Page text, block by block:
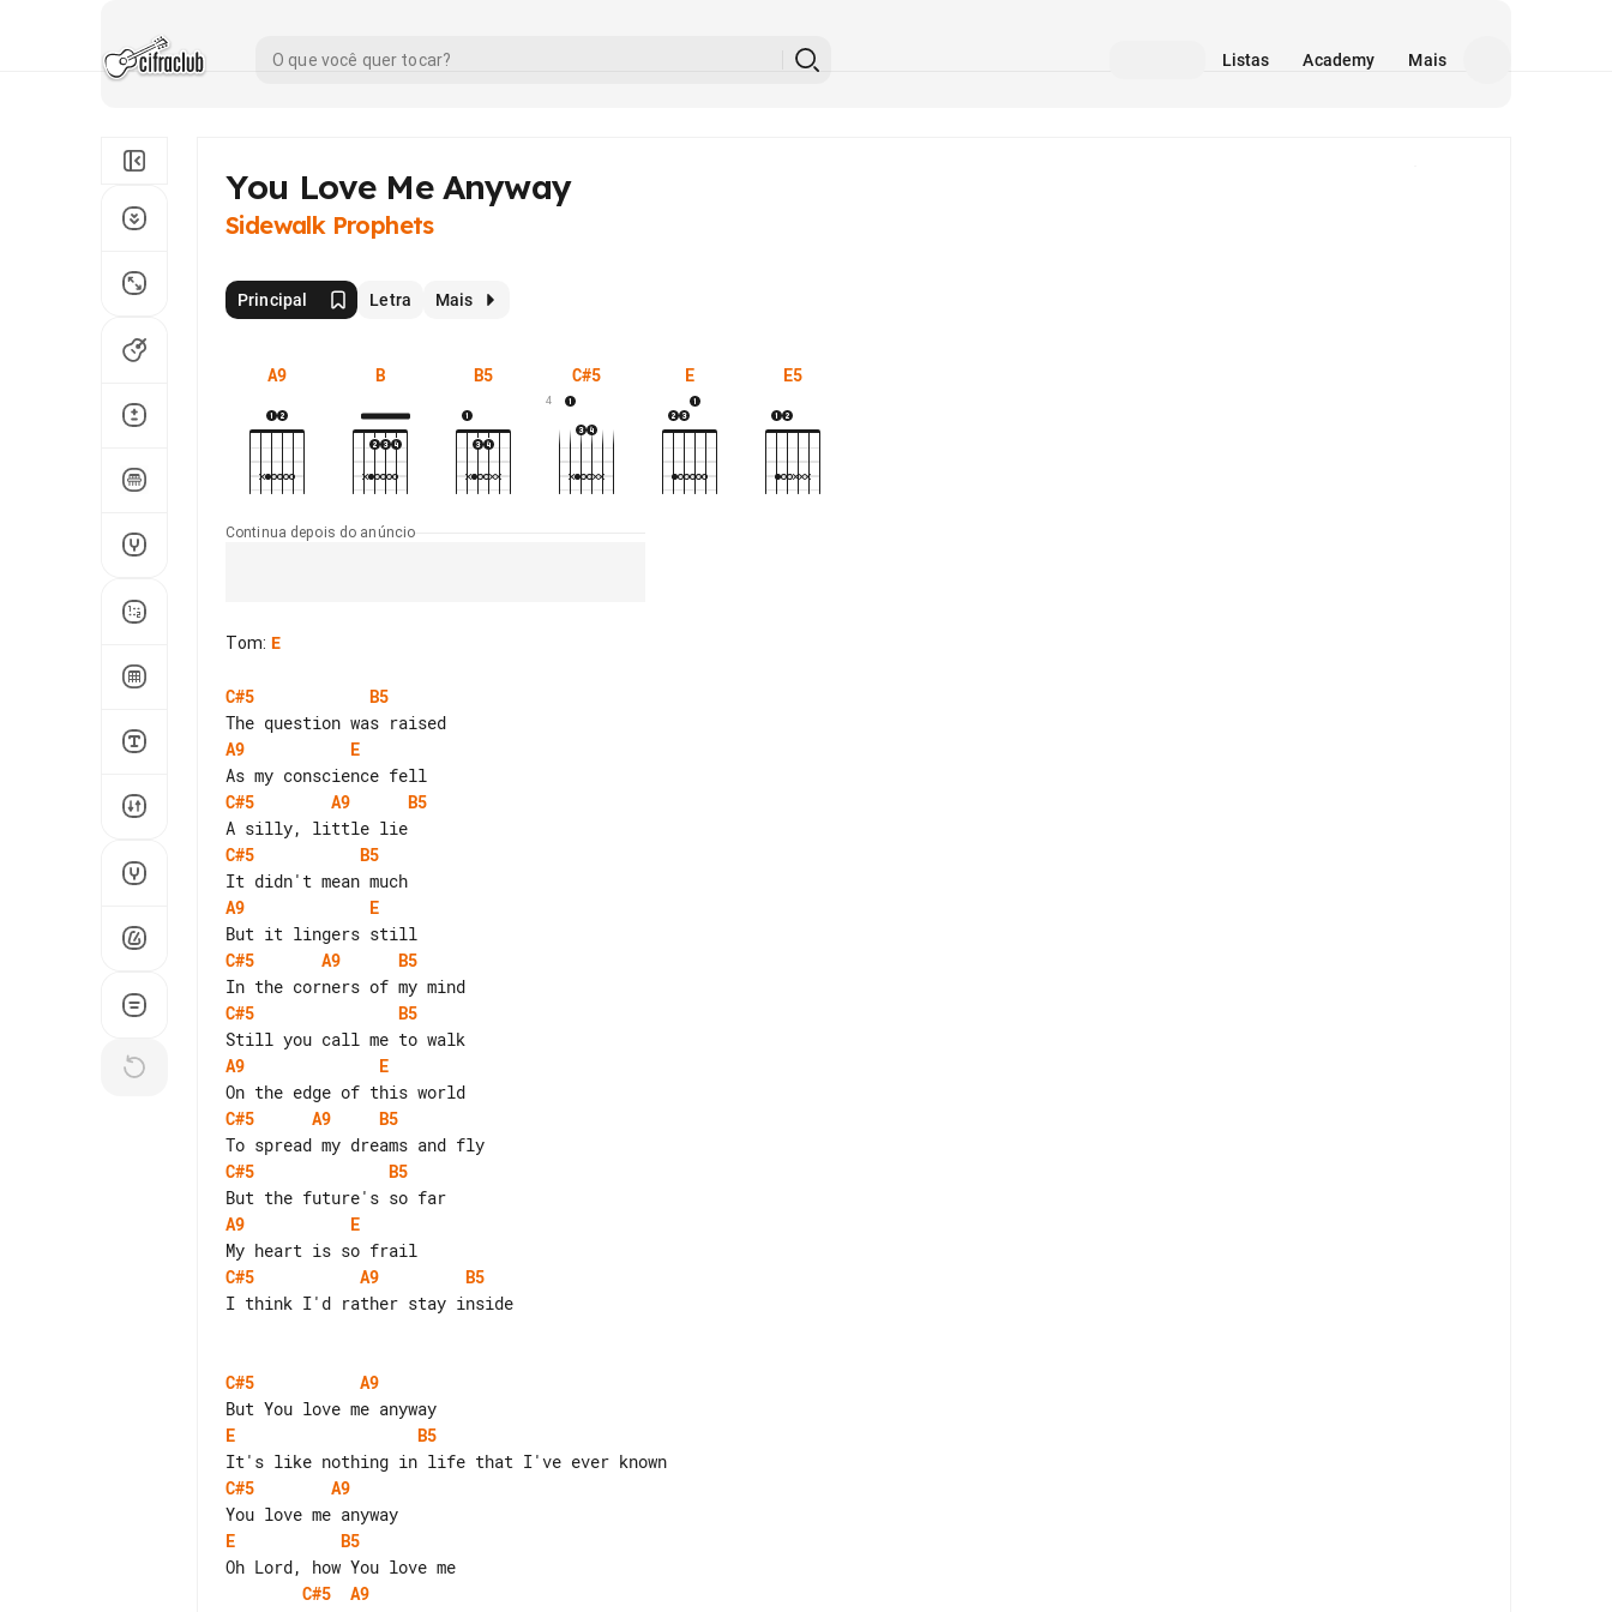
Listas Academy Mais
You Love Me Anyway
Sidewalk Prophets
Principal Letra Mais
A9 B B5 C#5
4
E E5
Continua depois do anúncio
Tom: E
C#5
B5
A9
E
C#5
A9
B5
C#5
B5
A9
E
C#5
A9
B5
C#5
B5
A9
E
C#5
A9
B5
C#5
B5
A9
E
C#5
A9
B5
I think I'd rather stay inside
C#5
A9
E
B5
C#5
A9
E
B5
C#5
A9